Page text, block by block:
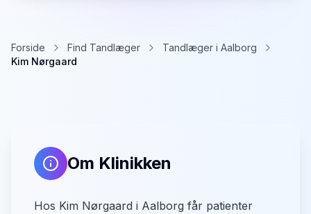
Forside Find Tandlæger
Tandlæger i Aalborg
Kim Nørgaard
Om Klinikken
Hos Kim Nørgaard i Aalborg får patienter